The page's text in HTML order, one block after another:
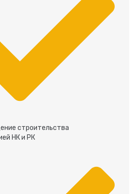
строительства
НК и РК